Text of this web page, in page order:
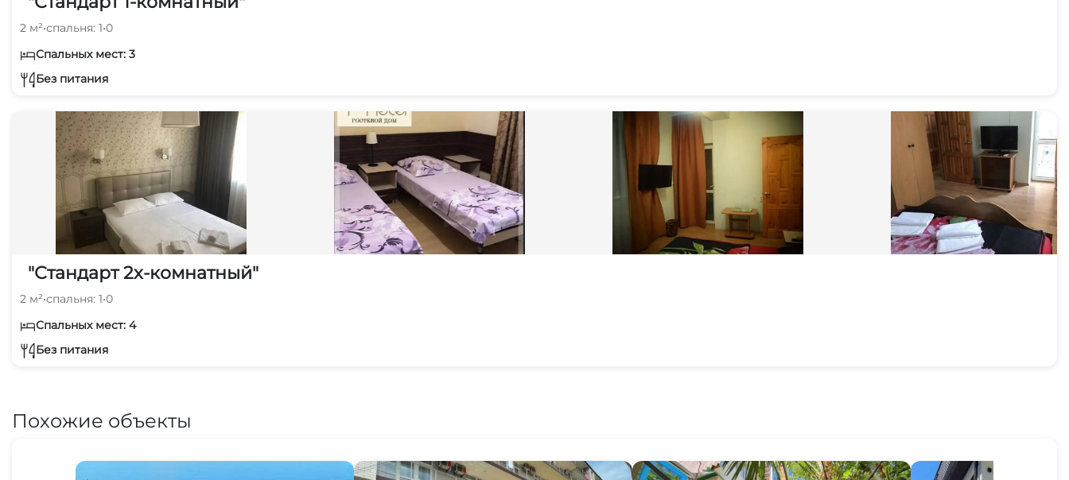
2 м²•спальня: 1•0
Спальных мест: 3
Без питания
"Стандарт 2х-комнатный"
2 м²•спальня: 1•0
Спальных мест: 4
Без питания
Похожие объекты